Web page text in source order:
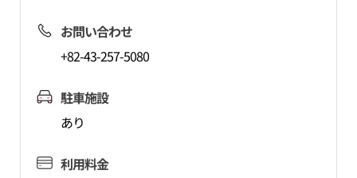
お問い合わせ
+82-43-257-5080
駐車施設
あり
利用料金